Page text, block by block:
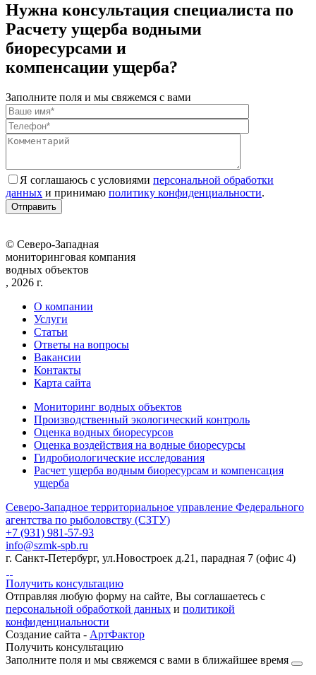
Нужна консультация специалиста по
Расчету ущерба водными
биоресурсами и
компенсации ущерба?
Заполните поля и мы свяжемся с вами
Я соглашаюсь с условиями персональной обработки
данных и принимаю политику конфиденциальности.
© Северо-Западная
мониторинговая компания
водных объектов
, 2026 г.
О компании
Услуги
Статьи
Ответы на вопросы
Вакансии
Контакты
Карта сайта
Мониторинг водных объектов
Производственный экологический контроль
Оценка водных биоресурсов
Оценка воздействия на водные биоресурсы
Гидробиологические исследования
Расчет ущерба водным биоресурсам и компенсация
ущерба
Северо-Западное территориальное управление Федерального
агентства по рыболовству (СЗТУ)
+7 (931) 981-57-93
info@szmk-spb.ru
г. Санкт-Петербург, ул.Новостроек д.21, парадная 7 (офис 4)
Получить консультацию
Отправляя любую форму на сайте, Вы соглашаетесь с
персональной обработкой данных и политикой
конфиденциальности
Создание сайта - АртФактор
Получить консультацию
Заполните поля и мы свяжемся с вами в ближайшее время